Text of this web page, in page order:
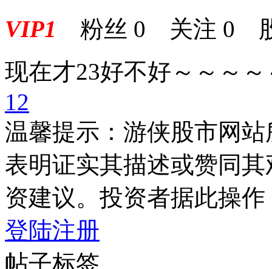
VIP1 粉丝 0 关注 0
现在才23好不好～～～
12
温馨提示：游侠股市网
表明证实其描述或赞同
资建议。投资者据此操
登陆注册
帖子标签